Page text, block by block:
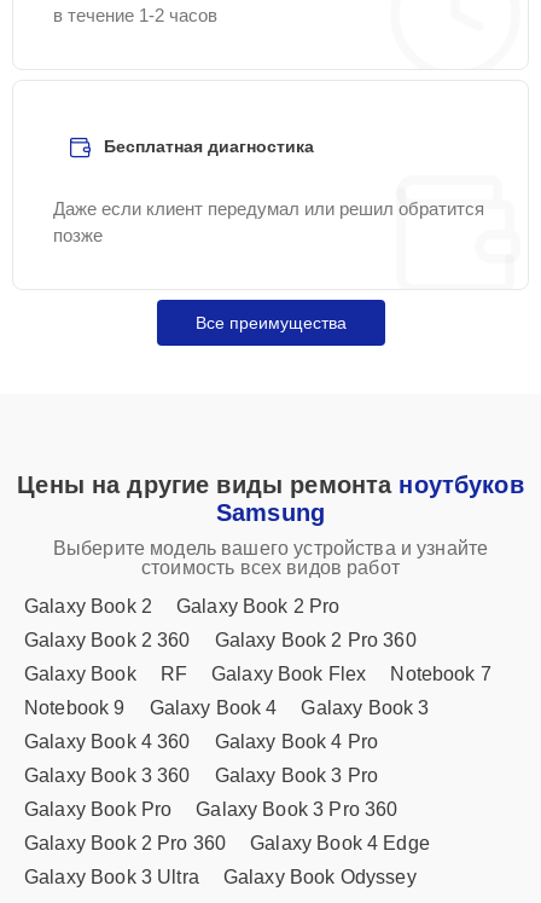
в течение 1-2 часов
Бесплатная диагностика
Даже если клиент передумал или решил обратится
позже
Все преимущества
Цены на другие виды ремонта ноутбуков
Samsung
Выберите модель вашего устройства и узнайте
стоимость всех видов работ
Galaxy Book 2
Galaxy Book 2 Pro
Galaxy Book 2 360
Galaxy Book 2 Pro 360
Galaxy Book
RF Galaxy Book Flex
Notebook 7
Notebook 9
Galaxy Book 4
Galaxy Book 3
Galaxy Book 4 360
Galaxy Book 4 Pro
Galaxy Book 3 360
Galaxy Book 3 Pro
Galaxy Book Pro
Galaxy Book 3 Pro 360
Galaxy Book 2 Pro 360
Galaxy Book 4 Edge
Galaxy Book 3 Ultra
Galaxy Book Odyssey